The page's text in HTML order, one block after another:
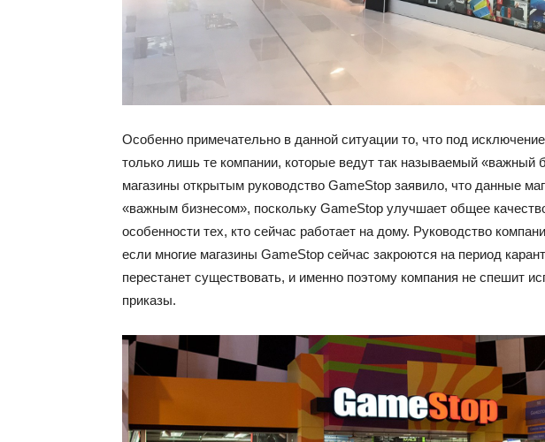
Особенно примечательно в данной ситуации то, что под
только лишь те компании, которые ведут так называемый «важный
магазины открытым руководство GameStop заявило, что данные
«важным бизнесом», поскольку GameStop улучшает общее
особенности тех, кто сейчас работает на дому. Руководство
если многие магазины GameStop сейчас закроются на период
перестанет существовать, и именно поэтому компания не спешит
приказы.